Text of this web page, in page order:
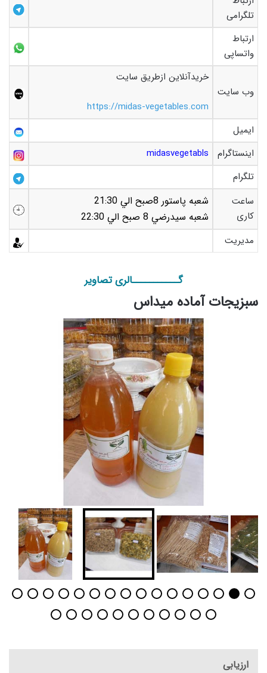
تلگرامی
ارتباط
واتساپی
وب سایت
خریدآنلاین ازطریق سایت
https://midas-vegetables.com
ایمیل
اینستاگرام
midasvegetabls
تلگرام
ساعت
کاری
شعبه پاستور 8صبح الي 21:30
شعبه سيدرضي 8 صبح الي 22:30
مدیریت
گـــــــــــالری تصاویر
سبزیجات آماده میداس
ارزیابی